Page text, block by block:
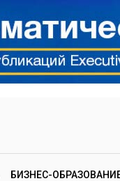
БИЗНЕС-